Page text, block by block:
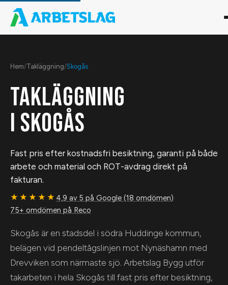
Hem/Takläggning/Skogås
TAKLÄGGNING
I SKOGÅS
Fast pris efter kostnadsfri besiktning, garanti på både
arbete och material och ROT-avdrag direkt på
fakturan.
★★★★★ 4,9 av 5 på Google (18 omdömen)·
75+ omdömen på Reco
Skogås är en stadsdel i södra Huddinge kommun,
belägen vid pendeltågslinjen mot Nynäshamn med
Drevviken som närmaste sjö. Arbetslag Bygg utför
takarbeten i hela Skogås till fast pris efter besiktning,